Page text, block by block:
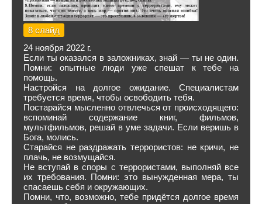
8 слайд
24 ноября 2022 г.
Если ты оказался в заложниках, знай — ты не один.
Помни: опытные люди уже спешат к тебе на
помощь.
Настройся на долгое ожидание. Специалистам
требуется время, чтобы освободить тебя.
Постарайся мысленно отвлечься от происходящего:
вспоминай содержание книг, фильмов,
мультфильмов, решай в уме задачи. Если веришь в
Бога, молись.
Старайся не раздражать террористов: не кричи, не
плачь, не возмущайся.
Не вступай в споры с террористами, выполняй все
их требования. Помни: это вынужденная мера, ты
спасаешь себя и окружающих.
Помни, что, возможно, тебе придётся долгое время